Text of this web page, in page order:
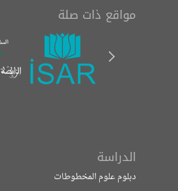
مواقع ذات صلة
الدراسة
دبلوم علوم المخطوطات